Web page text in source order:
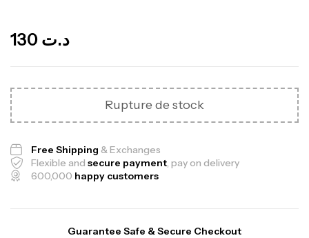
د.ت
Rupture de stock
Free Shipping & Exchanges
Flexible and secure payment, pay on delivery
600,000 happy customers
Guarantee Safe & Secure Checkout